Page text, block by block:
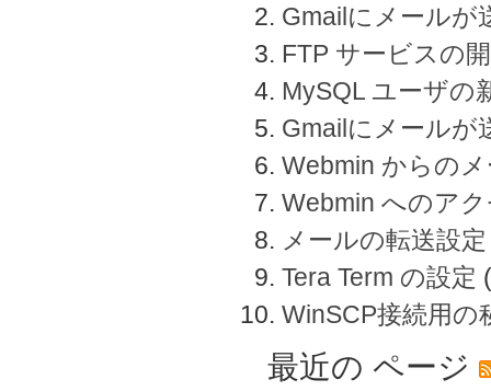
Gmailにメールが
FTP サービスの
MySQL ユーザの
Gmailにメールが
Webmin からの
Webmin へのア
メールの転送設定
Tera Term の設定
WinSCP接続用の
最近の ページ